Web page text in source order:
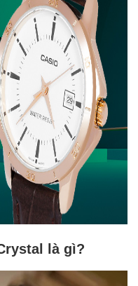
là gì?